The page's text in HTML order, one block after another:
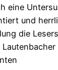
eine
und
die